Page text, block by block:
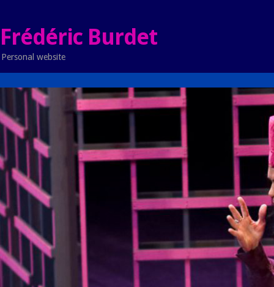
Frédéric Burdet
Personal website